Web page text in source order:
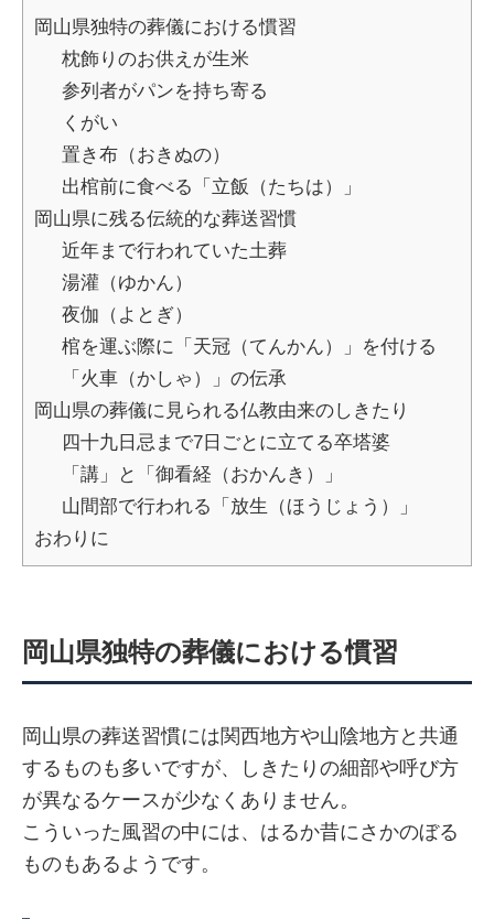
岡山県独特の葬儀における慣習
枕飾りのお供えが生米
参列者がパンを持ち寄る
くがい
置き布（おきぬの）
出棺前に食べる「立飯（たちは）」
岡山県に残る伝統的な葬送習慣
近年まで行われていた土葬
湯灌（ゆかん）
夜伽（よとぎ）
棺を運ぶ際に「天冠（てんかん）」を付ける
「火車（かしゃ）」の伝承
岡山県の葬儀に見られる仏教由来のしきたり
四十九日忌まで7日ごとに立てる卒塔婆
「講」と「御看経（おかんき）」
山間部で行われる「放生（ほうじょう）」
おわりに
岡山県独特の葬儀における慣習
岡山県の葬送習慣には関西地方や山陰地方と共通
するものも多いですが、しきたりの細部や呼び方
が異なるケースが少なくありません。
こういった風習の中には、はるか昔にさかのぼる
ものもあるようです。